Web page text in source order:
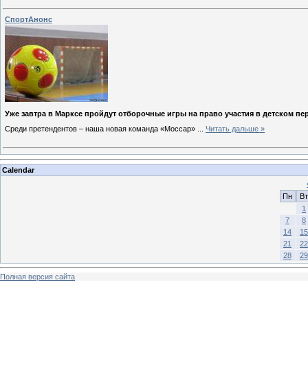
СпортАнонс
Уже завтра в Марксе пройдут отборочные игры на право участия в детском
Среди претендентов – наша новая команда «Моссар»
Читать дальше »
Calendar
Пн
Вт
1
7
8
14
15
21
22
28
29
Полная версия сайта